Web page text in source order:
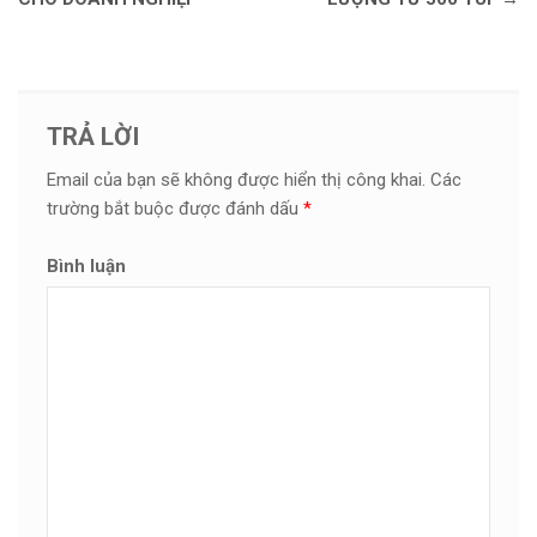
TRẢ LỜI
Email của bạn sẽ không được hiển thị công khai. Các
trường bắt buộc được đánh dấu*
Bình luận